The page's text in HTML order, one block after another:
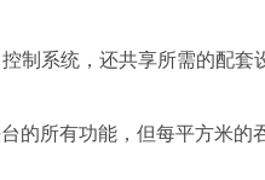
制系统，还共享所需的配
所有功能，但每平方米